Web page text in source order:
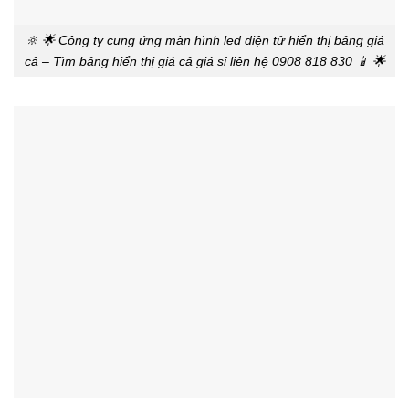
🔆 🌟 Công ty cung ứng màn hình led điện tử hiển thị bảng giá
cả – Tìm bảng hiển thị giá cả giá sỉ liên hệ 0908 818 830 📱 🌟